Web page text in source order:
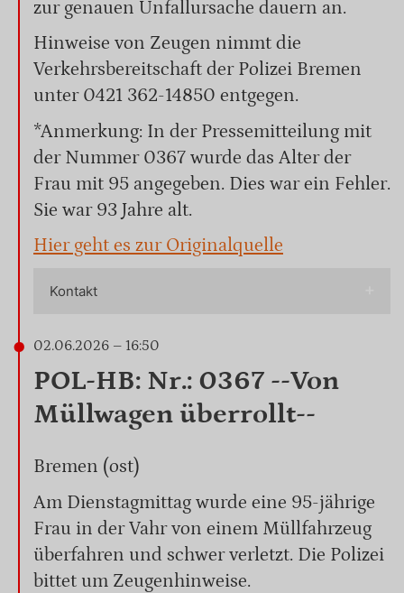
zur genauen Unfallursache dauern an.
Hinweise von Zeugen nimmt die
Verkehrsbereitschaft der Polizei Bremen
unter 0421 362-14850 entgegen.
*Anmerkung: In der Pressemitteilung mit
der Nummer 0367 wurde das Alter der
Frau mit 95 angegeben. Dies war ein Fehler.
Sie war 93 Jahre alt.
Hier geht es zur Originalquelle
Kontakt
02.06.2026 – 16:50
POL-HB: Nr.: 0367 --Von
Müllwagen überrollt--
Bremen (ost)
Am Dienstagmittag wurde eine 95-jährige
Frau in der Vahr von einem Müllfahrzeug
überfahren und schwer verletzt. Die Polizei
bittet um Zeugenhinweise.